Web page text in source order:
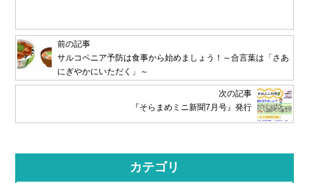
前の記事
サルコペニア予防は食事から始めましょう！～合言葉は「さあ
にぎやかにいただく」～
次の記事
『そらまめミニ新聞7月号』発行
カテゴリ